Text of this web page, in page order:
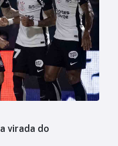
virada do